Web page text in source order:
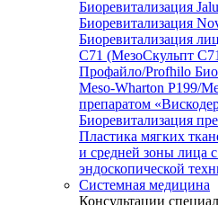
Биоревитализация
Биоревитализация
Биоревитализация
C71 (МезоСкульпт
Профайло/Profhilo
Meso-Wharton P199/
препаратом
Биоревитализация
Пластика мягких
и средней зоны лица
эндоскопической
Системная медицина
Консультации